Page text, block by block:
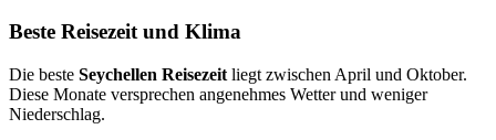
Beste Reisezeit und Klima
Die beste Seychellen Reisezeit liegt zwischen April und Oktober.
Diese Monate versprechen angenehmes Wetter und weniger
Niederschlag.